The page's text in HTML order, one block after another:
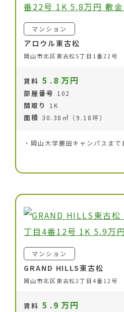
マンション
アロウル東古松
岡山市北区東古松5丁目1番22号
賃料 5 .8 万円
部屋番号 102
間取り 1K
面積 30.38㎡（9.18坪）
・岡山大学鹿田キャンパスま
マンション
GRAND HILLS東古松
岡山市北区東古松2丁目4番12号
賃料 5 .9 万円